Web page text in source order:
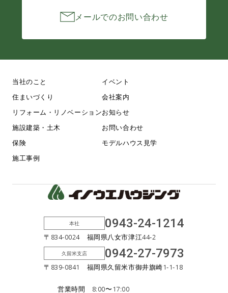
メールでのお問い合わせ
当社のこと
住まいづくり
リフォーム・リノベーション
施設建築・土木
保険
施工事例
イベント
会社案内
お知らせ
お問い合わせ
モデルハウス見学
本社 0943-24-1214
〒834-0024 福岡県八女市津江44-2
久留米支店 0942-27-7973
〒839-0841 福岡県久留米市御井旗崎1-1-18
営業時間 8:00〜17:00